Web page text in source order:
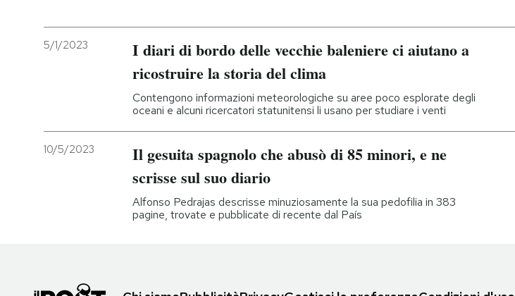
5/1/2023
I diari di bordo delle vecchie baleniere ci aiutano a
ricostruire la storia del clima
Contengono informazioni meteorologiche su aree poco esplorate degli
oceani e alcuni ricercatori statunitensi li usano per studiare i venti
10/5/2023
Il gesuita spagnolo che abusò di 85 minori, e ne
scrisse sul suo diario
Alfonso Pedrajas descrisse minuziosamente la sua pedofilia in 383
pagine, trovate e pubblicate di recente dal País